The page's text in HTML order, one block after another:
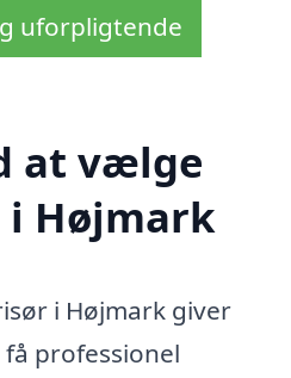
uforpligtende
at vælge
Højmark
i Højmark giver
professionel